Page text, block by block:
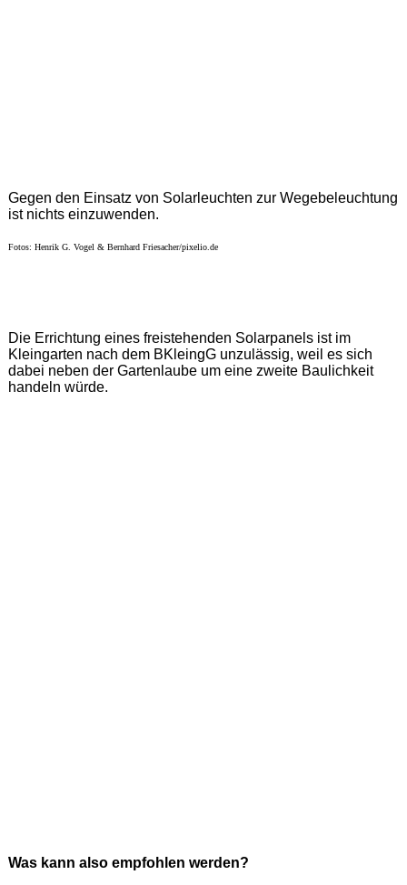
Gegen den Einsatz von Solarleuchten zur Wegebeleuchtung
ist nichts einzuwenden.
Fotos: Henrik G. Vogel & Bernhard Friesacher/pixelio.de
Die Errichtung eines freistehenden Solarpanels ist im
Kleingarten nach dem BKleingG unzulässig, weil es sich
dabei neben der Gartenlaube um eine zweite Baulichkeit
handeln würde.
Was kann also empfohlen werden?